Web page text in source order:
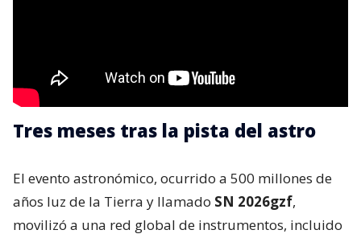
Tres meses tras la pista del astro
El evento astronómico, ocurrido a 500 millones de
años luz de la Tierra y llamado SN 2026gzf,
movilizó a una red global de instrumentos, incluido